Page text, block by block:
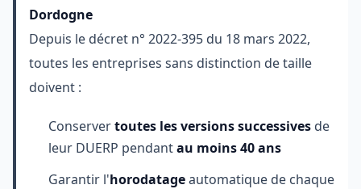
Dordogne
Depuis le décret n° 2022-395 du 18 mars 2022,
toutes les entreprises sans distinction de taille
doivent :
Conservertoutes les versions successives de
leur DUERP pendantau moins 40 ans
Garantir l'horodatageautomatique de chaque